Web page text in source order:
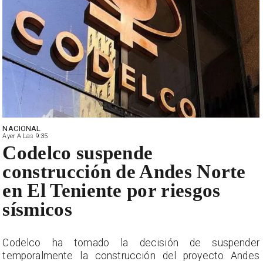
NACIONAL
Ayer A Las 9:35
Codelco suspende
construcción de Andes Norte
en El Teniente por riesgos
sísmicos
Codelco ha tomado la decisión de suspender
temporalmente la construcción del proyecto Andes